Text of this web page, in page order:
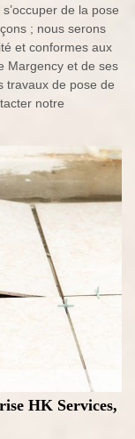
de la pose
; nous serons
et conformes aux
Margency et de ses
travaux de pose de
notre
HK Services,